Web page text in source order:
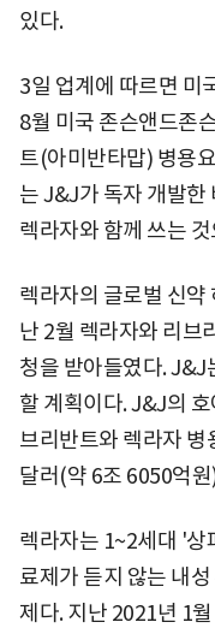
있다.
3일 업계에 따르면 미
8월 미국 존슨앤드존
트(아미반타맙) 병용
는 J&J가 독자 개발한
렉라자와 함께 쓰는
렉라자의 글로벌 신약
난 2월 렉라자와 리브
청을 받아들였다. J&J
할 계획이다. J&J의
브리반트와 렉라자 병
달러(약 6조 6050억
렉라자는 1~2세대 '상
료제가 듣지 않는 내
제다. 지난 2021년 1